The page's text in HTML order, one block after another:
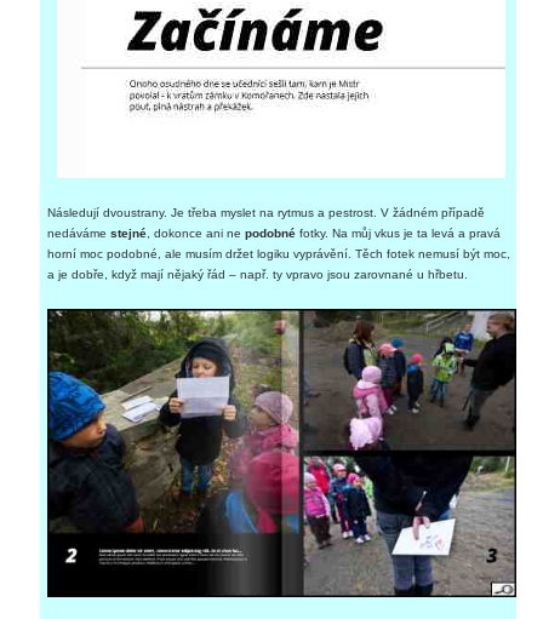
Následují dvoustrany. Je třeba myslet na rytmus a pestrost. V žádném případě
nedáváme stejné, dokonce ani ne podobné fotky. Na můj vkus je ta levá a pravá
horní moc podobné, ale musím držet logiku vyprávění. Těch fotek nemusí být moc,
a je dobře, když mají nějaký řád – např. ty vpravo jsou zarovnané u hřbetu.